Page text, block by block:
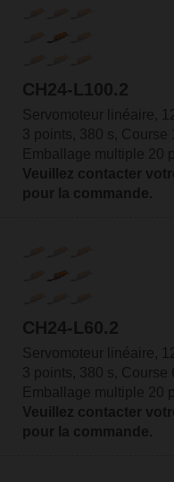
CH24-L100.2
Servomoteur linéaire,
3 points, 380 s, Course
Emballage multiple 20
Veuillez contacter
pour la commande.
CH24-L60.2
Servomoteur linéaire,
3 points, 380 s, Course
Emballage multiple 20
Veuillez contacter
pour la commande.